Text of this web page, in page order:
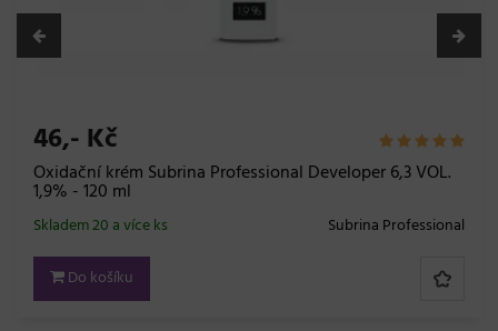
46,- Kč
Oxidační krém Subrina Professional Developer 6,3 VOL.
1,9% - 120 ml
Subrina Professional
Skladem 20 a více ks
Do košíku